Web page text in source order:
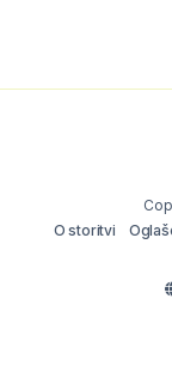
O storitvi